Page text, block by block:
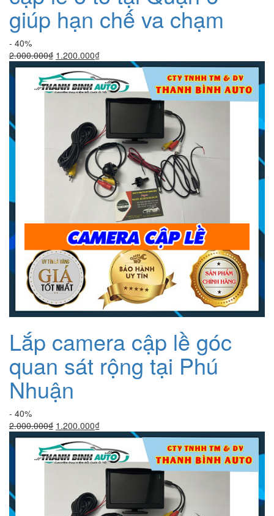
giúp hạn chế va chạm
- 40%
2.000.000₫ Giá
gốc
là:
2.000.000₫.
1.200.000₫Giá
hiện
tại
là:
1.200.000₫.
Lắp camera cập lề góc
quan sát rộng tại Phú
Nhuận
- 40%
2.000.000₫ Giá
gốc
là:
2.000.000₫.
1.200.000₫Giá
hiện
tại
là:
1.200.000₫.